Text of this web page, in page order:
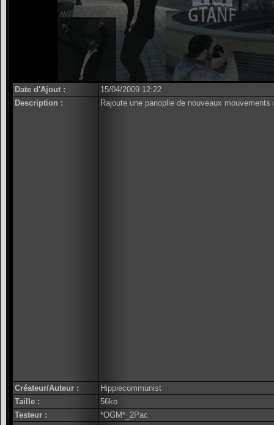
Date d'Ajout :
15/04/2009 12:22
Description :
Rajoute une panoplie de nouveaux
Créateur/Auteur :
Hippiecommunist
Taille :
56ko
Testeur :
*OGM*_2Pac